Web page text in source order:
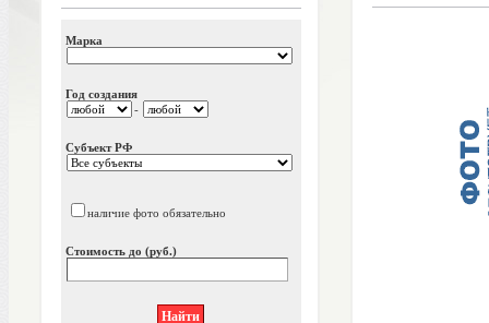
Марка
Год создания
-
Субъект РФ
наличие фото обязательно
Стоимость до (руб.)